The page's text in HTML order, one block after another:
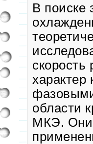
В поиске
скорость
области
МКЭ. Они